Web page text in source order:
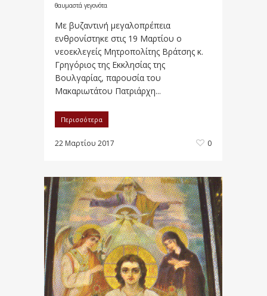
θαυμαστά γεγονότα
Με βυζαντινή μεγαλοπρέπεια
ενθρονίστηκε στις 19 Μαρτίου ο
νεοεκλεγείς Μητροπολίτης Βράτσης κ.
Γρηγόριος της Εκκλησίας της
Βουλγαρίας, παρουσία του
Μακαριωτάτου Πατριάρχη...
Περισσότερα
22 Μαρτίου 2017 0